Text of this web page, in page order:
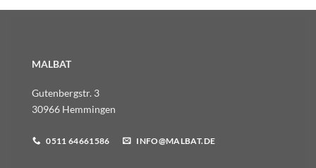
MALBAT
Gutenbergstr. 3
30966 Hemmingen
0511 64661586 INFO@MALBAT.DE